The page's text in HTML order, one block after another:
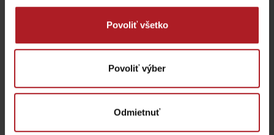
Povoliť všetko
Povoliť výber
Odmietnuť
KONGRES: MARINA Liptov
Bufet u Bobra na móle
Bobrovník
Lodenica a požičovňa –
MARINA Liptov
Archeoskanzen
Havránok